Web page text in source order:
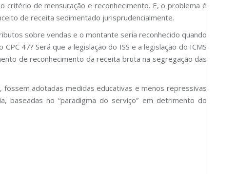
de mensuração e reconhecimento. E, o problema é
de receita sedimentado jurisprudencialmente.
sobre vendas e o montante seria reconhecido quando
47? Será que a legislação do ISS e a legislação do ICMS
de reconhecimento da receita bruta na segregação das
adotadas medidas educativas e menos repressivas
baseadas no “paradigma do serviço” em detrimento do